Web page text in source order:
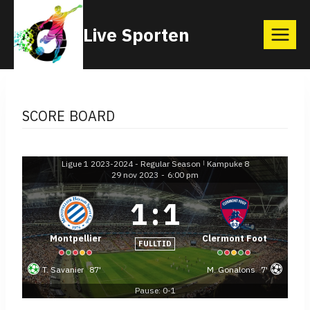
content
Live Sporten
SCORE BOARD
Ligue 1 2023-2024 - Regular Season | Kampuke 8
29 nov 2023 - 6:00 pm
Montpellier
1:1
FULLTID Clermont Foot
T. Savanier 87' M. Gonalons 7'
Pause: 0-1